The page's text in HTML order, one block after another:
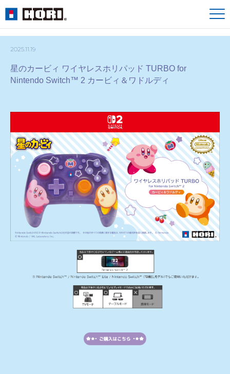
2025.11.19
星のカービィ ワイヤレスホリパッド TURBO for
Nintendo Switch™ 2 カービィ＆ワドルディ